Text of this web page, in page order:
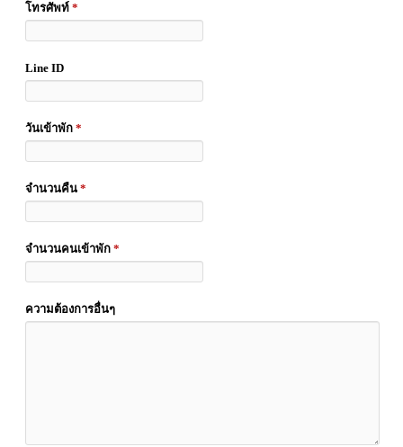
โทรศัพท์ *
Line ID
วันเข้าพัก *
จำนวนคืน *
จำนวนคนเข้าพัก *
ความต้องการอื่นๆ